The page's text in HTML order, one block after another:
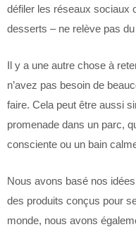
défiler les réseaux sociaux
desserts – ne relève pas
Il y a une autre chose à
n’avez pas besoin de
faire. Cela peut être aussi
promenade dans un parc,
consciente ou un bain
Nous avons basé nos
des produits conçus pour
monde, nous avons